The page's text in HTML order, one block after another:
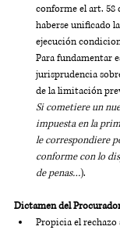
conforme el art. 58
haberse unificado
ejecución
Para fundamentar
jurisprudencia
de la limitación
Si cometiere un
impuesta en la
le correspondiere
conforme con lo
de penas…).
Dictamen del
Propicia el rechazo